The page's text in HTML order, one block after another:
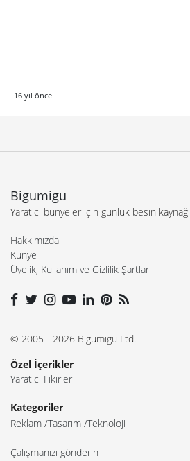
16 yıl önce
Bigumigu
Yaratıcı bünyeler için günlük besin kaynağı
Hakkımızda
Künye
Üyelik, Kullanım ve Gizlilik Şartları
© 2005 - 2026 Bigumigu Ltd.
Özel İçerikler
Yaratıcı Fikirler
Kategoriler
Reklam Tasarım Teknoloji
Çalışmanızı gönderin